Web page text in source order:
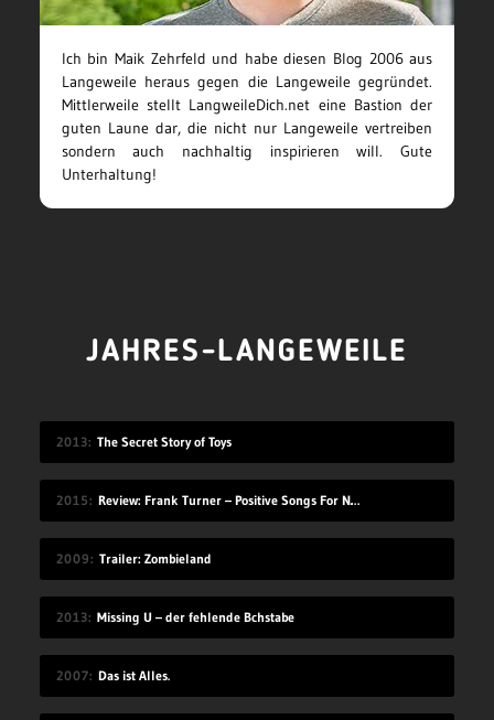
Ich bin Maik Zehrfeld und habe diesen Blog 2006 aus
Langeweile heraus gegen die Langeweile gegründet.
Mittlerweile stellt LangweileDich.net eine Bastion der
guten Laune dar, die nicht nur Langeweile vertreiben
sondern auch nachhaltig inspirieren will. Gute
Unterhaltung!
JAHRES-LANGEWEILE
2013 The Secret Story of Toys
2015 Review: Frank Turner – Positive Songs For Negative People
2009 Trailer: Zombieland
2013 Missing U – der fehlende Bchstabe
2007 Das ist Alles.